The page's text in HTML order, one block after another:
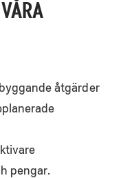
åtgärder
pengar.